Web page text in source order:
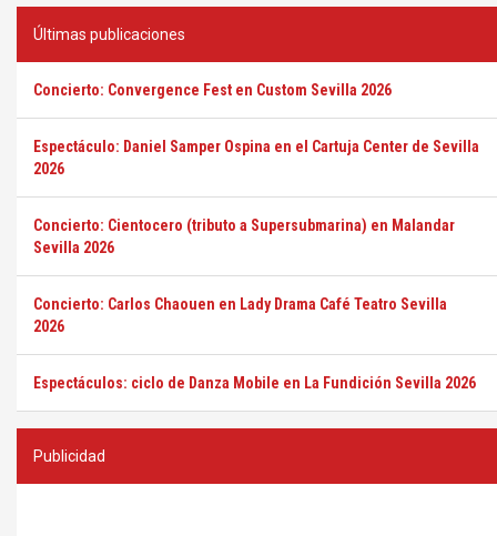
Últimas publicaciones
Concierto: Convergence Fest en Custom Sevilla 2026
Espectáculo: Daniel Samper Ospina en el Cartuja Center de Sevilla
2026
Concierto: Cientocero (tributo a Supersubmarina) en Malandar
Sevilla 2026
Concierto: Carlos Chaouen en Lady Drama Café Teatro Sevilla
2026
Espectáculos: ciclo de Danza Mobile en La Fundición Sevilla 2026
Publicidad